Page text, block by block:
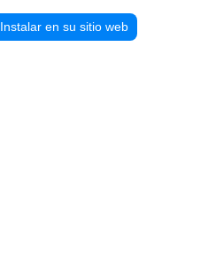
Instalar en su sitio web